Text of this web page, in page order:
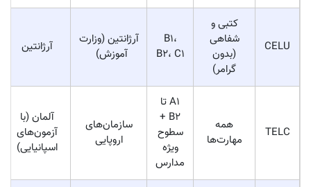
CELU
کتبی و
شفاهی
(بدون
گرامر)
B1،
B2، C1
آرژانتین (وزارت
آموزش)
آرژانتین
TELC
همه
مهارت‌ها
A1 تا
B2 +
سطوح
ویژه
مدارس
سازمان‌های
اروپایی
آلمان (با
آزمون‌های
اسپانیایی)